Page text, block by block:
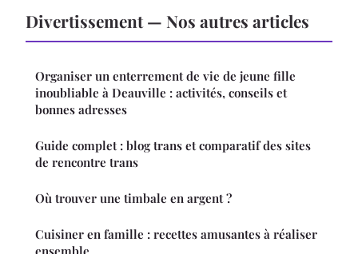
Divertissement — Nos autres articles
Organiser un enterrement de vie de jeune fille
inoubliable à Deauville : activités, conseils et
bonnes adresses
Guide complet : blog trans et comparatif des sites
de rencontre trans
Où trouver une timbale en argent ?
Cuisiner en famille : recettes amusantes à réaliser
ensemble